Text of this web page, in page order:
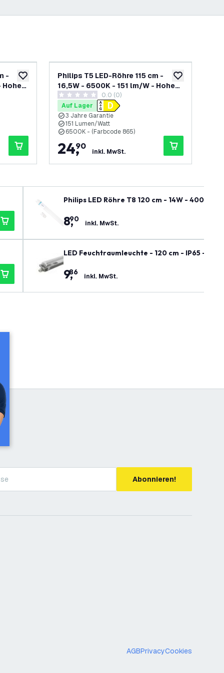
zur Wunschliste hinzufügen
-
Hohe
zur
Philips T5 LED-Röhre 115 cm -
16,5W - 6500K - 151 lm/W - Hohe
Effizienz
0 Bewertungssterne
0.0 (0)
Auf Lager
3 Jahre Garantie
151 Lumen/Watt
6500K - (Farbcode 865)
24,
90
inkl. MwSt.
Philips LED Röhre T8 120 cm - 14W - 4000K -
8,
90 inkl. MwSt.
LED Feuchtraumleuchte - 120 cm - IP65 -
9,
86 inkl. MwSt.
Abonnieren!
AGBPrivacyCookies